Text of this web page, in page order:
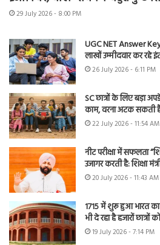
29 July 2026 - 8:00 PM
UGC NET Answer
लाखों उम्मीदवार कर रहे
26 July 2026 - 6:11 PM
SC छात्रों के लिए बड़ा
काम, वरना अटक सकती
22 July 2026 - 11:54 AM
नीट परीक्षा में सफलता
उजागर करती है: शिक्षा
20 July 2026 - 11:43 AM
1715 में शुरू हुआ भारत
भी दे रहा है हजारों छात्रों
19 July 2026 - 7:14 PM